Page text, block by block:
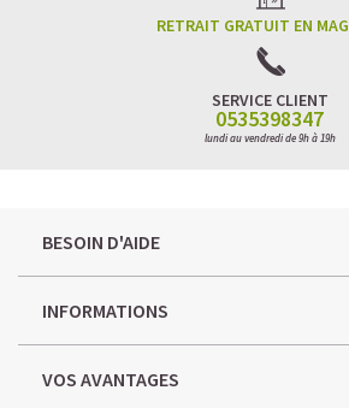
RETRAIT GRATUIT EN
SERVICE CLIENT
0535398347
lundi au vendredi de 9h à 19h
BESOIN D'AIDE
INFORMATIONS
VOS AVANTAGES